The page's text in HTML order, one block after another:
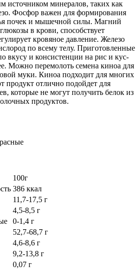
источником минералов, таких как
Фосфор важен для формирования
почек и мышечной силы. Магний
в крови, способствует
кровяное давление. Железо
по всему телу. Приготовленные
вкусу и консистенции на рис и кус-
Можно перемолоть семена киноа для
муки. Киноа подходит для многих
продукт отлично подойдет для
которые не могут получить белок из
продуктов.
100г
386 ккал
11,7-17,5 г
4,5-8,5 г
0-1,4 г
52,7-68,7 г
4,6-8,6 г
9,2-13,8 г
0,07 г